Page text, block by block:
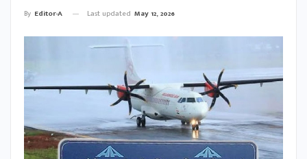
By Editor-A Last updated May 12, 2026